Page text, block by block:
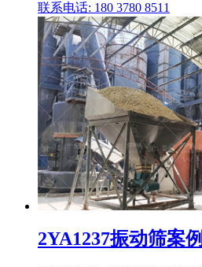
联系电话: 180 3780 8511
2YA1237振动筛案例